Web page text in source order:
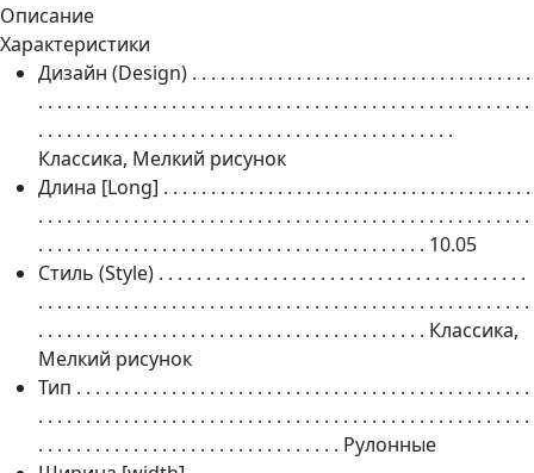
Описание
Характеристики
Дизайн (Design) . . . . . . . . . . . . . . . . . . . . . . . . . . . . . . . . . . . .
. . . . . . . . . . . . . . . . . . . . . . . . . . . . . . . . . . . . . . . . . . . . . . . . . . . .
. . . . . . . . . . . . . . . . . . . . . . . . . . . . . . . . . . . . . . . . . . . .
Классика, Мелкий рисунок
Длина [Long] . . . . . . . . . . . . . . . . . . . . . . . . . . . . . . . . . . . . . . .
. . . . . . . . . . . . . . . . . . . . . . . . . . . . . . . . . . . . . . . . . . . . . . . . . . . .
. . . . . . . . . . . . . . . . . . . . . . . . . . . . . . . . . . . . . . . . . 10.05
Стиль (Style) . . . . . . . . . . . . . . . . . . . . . . . . . . . . . . . . . . . . . . .
. . . . . . . . . . . . . . . . . . . . . . . . . . . . . . . . . . . . . . . . . . . . . . . . . . . .
. . . . . . . . . . . . . . . . . . . . . . . . . . . . . . . . . . . . . . . . . Классика,
Мелкий рисунок
Тип . . . . . . . . . . . . . . . . . . . . . . . . . . . . . . . . . . . . . . . . . . . . . . . .
. . . . . . . . . . . . . . . . . . . . . . . . . . . . . . . . . . . . . . . . . . . . . . . . . . . .
. . . . . . . . . . . . . . . . . . . . . . . . . . . . . . . . Рулонные